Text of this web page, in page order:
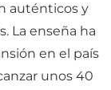
auténticos y
La enseña ha
en el país
unos 40